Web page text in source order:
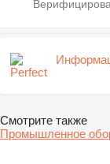
Смотрите также
Промышленное